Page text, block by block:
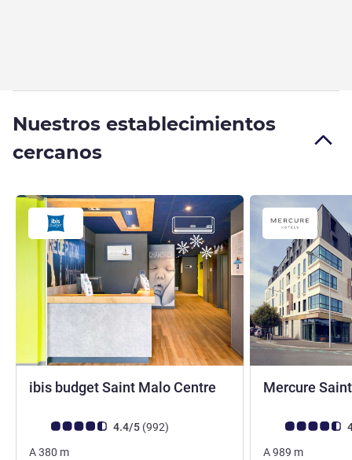
Nuestros establecimientos
cercanos
ibis budget Saint Malo Centre 2 estrellas
Nota de clientes de Avis (Clasificación de ALL)
4.4/5 (992opiniones
)
A380 m
Mercure
Nota de clientes
A989 m